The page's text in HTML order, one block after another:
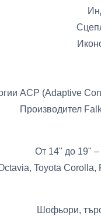
ACP (Adaptive
Производител
От 14" до 19"
Toyota
Шофьори,